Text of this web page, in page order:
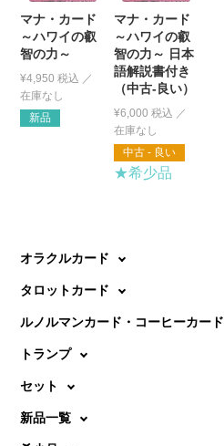
マナ・カード
～ハワイの叡
智の力～
¥4,950 税込
新品
マナ・カード
～ハワイの叡
智の力～ 日本
語解説書付き
（中古-良い）
¥6,000 税込
中古 - 良い
★希少品
オラクルカード
タロットカード
ルノルマンカード・コーヒーカード
トランプ
セット
新品一覧